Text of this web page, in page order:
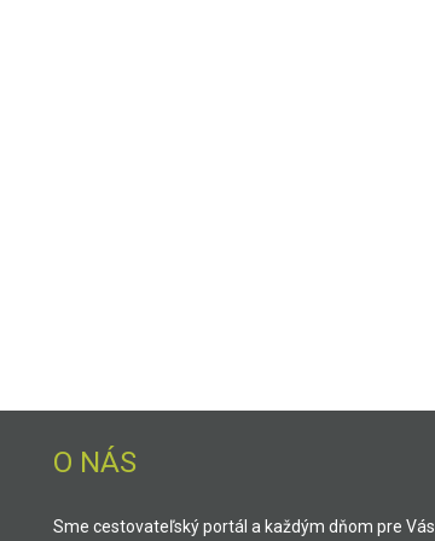
O NÁS
Sme cestovateľský portál a každým dňom pre Vás